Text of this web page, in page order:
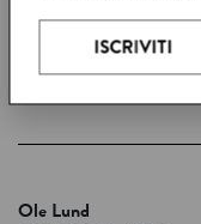
JACOBSEN
2 titoli
Ole Lund